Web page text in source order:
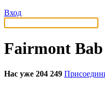
Вход
Fairmont
Нас уже 204 249